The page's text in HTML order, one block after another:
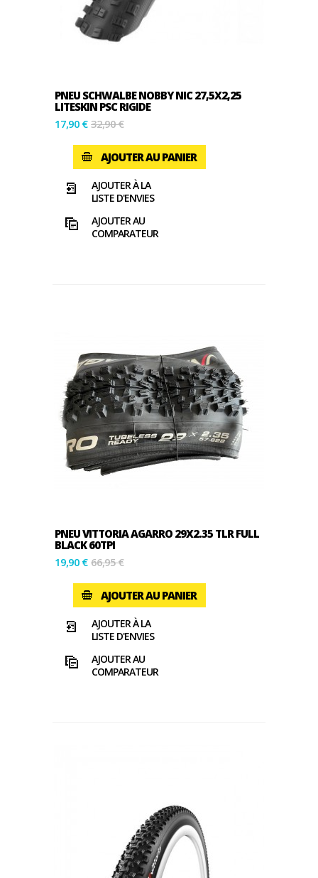
PNEU SCHWALBE NOBBY NIC 27,5X2,25
LITESKIN PSC RIGIDE
17,90 € 32,90 €
AJOUTER AU PANIER
AJOUTER À LA
LISTE D'ENVIES
AJOUTER AU
COMPARATEUR
PNEU VITTORIA AGARRO 29X2.35 TLR FULL
BLACK 60TPI
19,90 € 66,95 €
AJOUTER AU PANIER
AJOUTER À LA
LISTE D'ENVIES
AJOUTER AU
COMPARATEUR